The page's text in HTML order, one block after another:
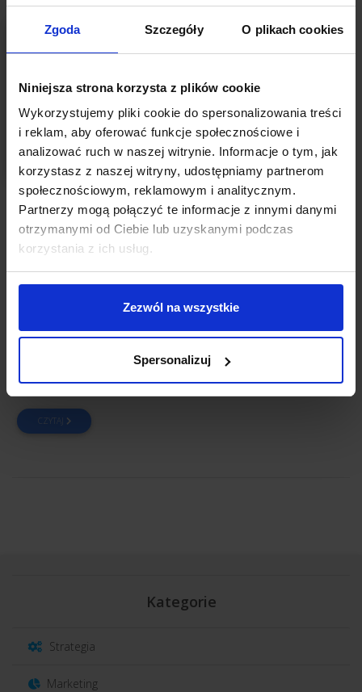
Zgoda Szczegóły O plikach cookies
Niniejsza strona korzysta z plików cookie
Wykorzystujemy pliki cookie do spersonalizowania treści
i reklam, aby oferować funkcje społecznościowe i
analizować ruch w naszej witrynie. Informacje o tym, jak
korzystasz z naszej witryny, udostępniamy partnerom
społecznościowym, reklamowym i analitycznym.
Partnerzy mogą połączyć te informacje z innymi danymi
otrzymanymi od Ciebie lub uzyskanymi podczas
korzystania z ich usług.
Zezwól na wszystkie
Spersonalizuj
OBOWIĄZKOWE LEKTURY PRZEDSIĘBIORCY
Obowiązkowe lektury przedsiębiorcy,Elon
Musk. Biografia twórcy PayPala, Tesli, SpaceX
wielkości małej cegły. Uważałam wtedy, że dyskietki są szczytem
rozwoju technologicznego – później myślałam tak jeszcze o
płytach CD, chmurze obliczeniowej, wirtualnej rzeczywistości i
beaconach.
CZYTAJ
Kategorie
Strategia
Marketing